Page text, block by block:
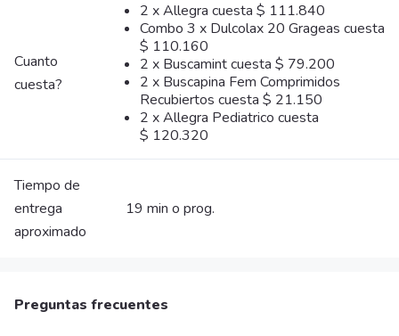
Cuanto
cuesta?
2 x Allegra cuesta $ 111.840
Combo 3 x Dulcolax 20 Grageas cuesta
$ 110.160
2 x Buscamint cuesta $ 79.200
2 x Buscapina Fem Comprimidos
Recubiertos cuesta $ 21.150
2 x Allegra Pediatrico cuesta
$ 120.320
Tiempo de
entrega
aproximado
19 min o prog.
Preguntas frecuentes